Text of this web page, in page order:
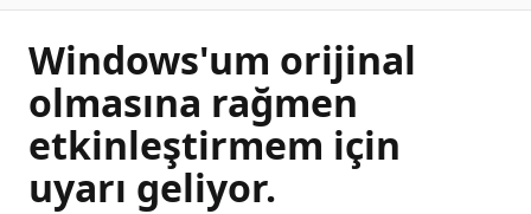
Windows'um orijinal
olmasına rağmen
etkinleştirmem için
uyarı geliyor.